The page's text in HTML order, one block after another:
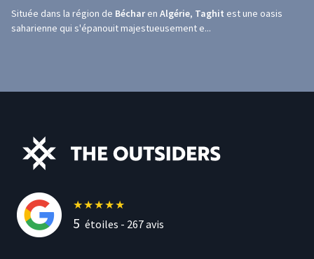
Située dans la région de Bécharen Algérie, Taghit est une oasis
saharienne qui s'épanouit majestueusement e...
★★★★★
5 étoiles - 267avis